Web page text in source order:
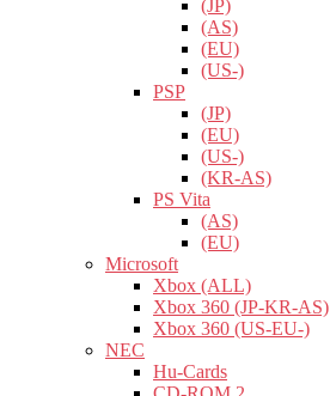
(JP)
(AS)
(EU)
(US-)
PSP
(JP)
(EU)
(US-)
(KR-AS)
PS Vita
(AS)
(EU)
Microsoft
Xbox (ALL)
Xbox 360 (JP-KR-AS)
Xbox 360 (US-EU-)
NEC
Hu-Cards